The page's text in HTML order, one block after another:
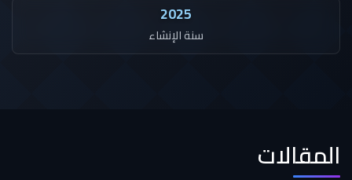
2025
سنة الإنشاء
المقالات